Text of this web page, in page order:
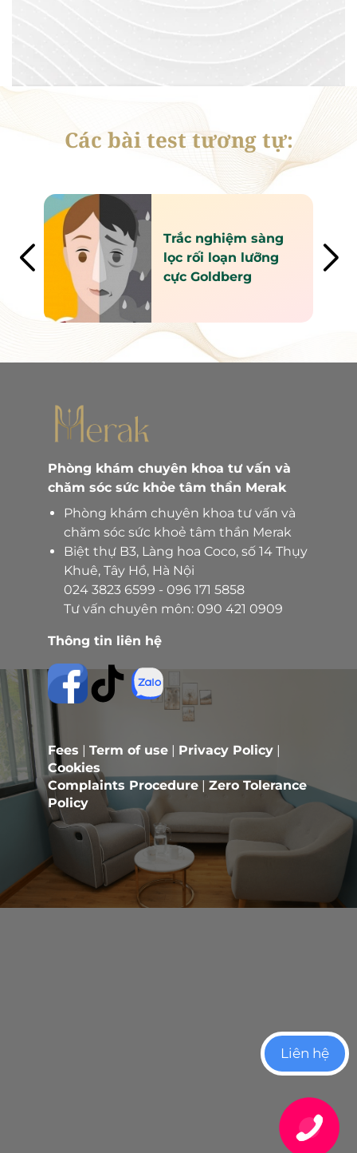
Các bài test tương tự:
Trắc nghiệm sàng
lọc rối loạn lưỡng
cực Goldberg
Liên hệ
Phòng khám chuyên khoa tư vấn và
chăm sóc sức khỏe tâm thần Merak
Phòng khám chuyên khoa tư vấn và
chăm sóc sức khoẻ tâm thần Merak
Biệt thự B3, Làng hoa Coco, số 14 Thụy
Khuê, Tây Hồ, Hà Nội
024 3823 6599 - 096 171 5858
Tư vấn chuyên môn: 090 421 0909
Thông tin liên hệ
Fees Term of use Privacy Policy
Cookies
Complaints Procedure
Zero Tolerance
Policy